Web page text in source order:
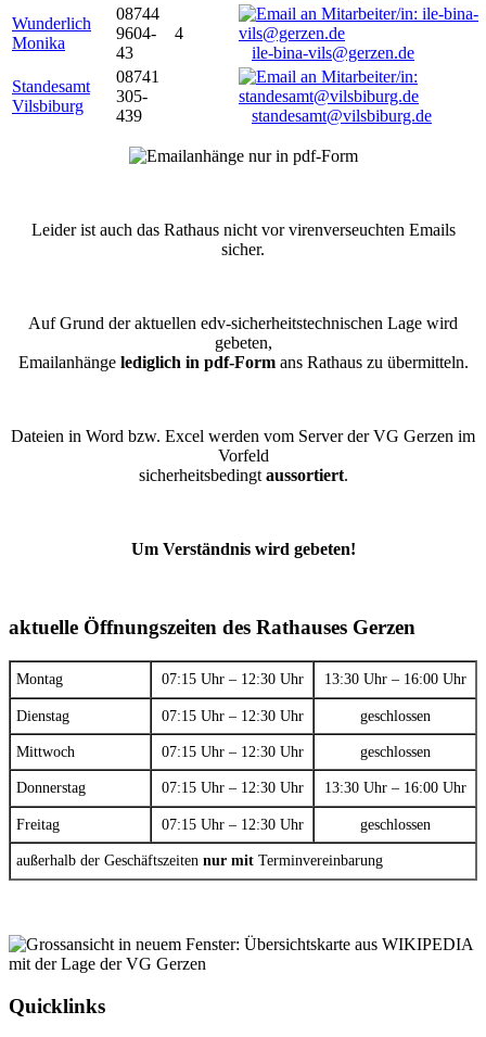
Wunderlich
Monika
08744
9604-
43
4
ile-bina-vils@gerzen.de
Standesamt
Vilsbiburg
08741
305-
439
standesamt@vilsbiburg.de
Leider ist auch das Rathaus nicht vor virenverseuchten Emails
sicher.
Auf Grund der aktuellen edv-sicherheitstechnischen Lage wird
gebeten,
Emailanhänge lediglich in pdf-Formans Rathaus zu übermitteln.
Dateien in Word bzw. Excel werden vom Server der VG Gerzen im
Vorfeld
sicherheitsbedingt aussortiert.
Um Verständnis wird gebeten!
aktuelle Öffnungszeiten des Rathauses Gerzen
Montag 07:15 Uhr – 12:30 Uhr 13:30 Uhr – 16:00 Uhr
Dienstag 07:15 Uhr – 12:30 Uhr geschlossen
Mittwoch 07:15 Uhr – 12:30 Uhr geschlossen
Donnerstag 07:15 Uhr – 12:30 Uhr 13:30 Uhr – 16:00 Uhr
Freitag 07:15 Uhr – 12:30 Uhr geschlossen
außerhalb der Geschäftszeiten nur mit Terminvereinbarung
Quicklinks